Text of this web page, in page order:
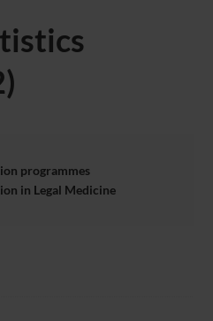
programmes
in Legal Medicine